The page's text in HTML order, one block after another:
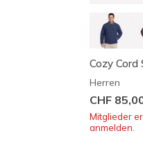
Cozy Cord
Herren
CHF
Mitglieder
anmelden.